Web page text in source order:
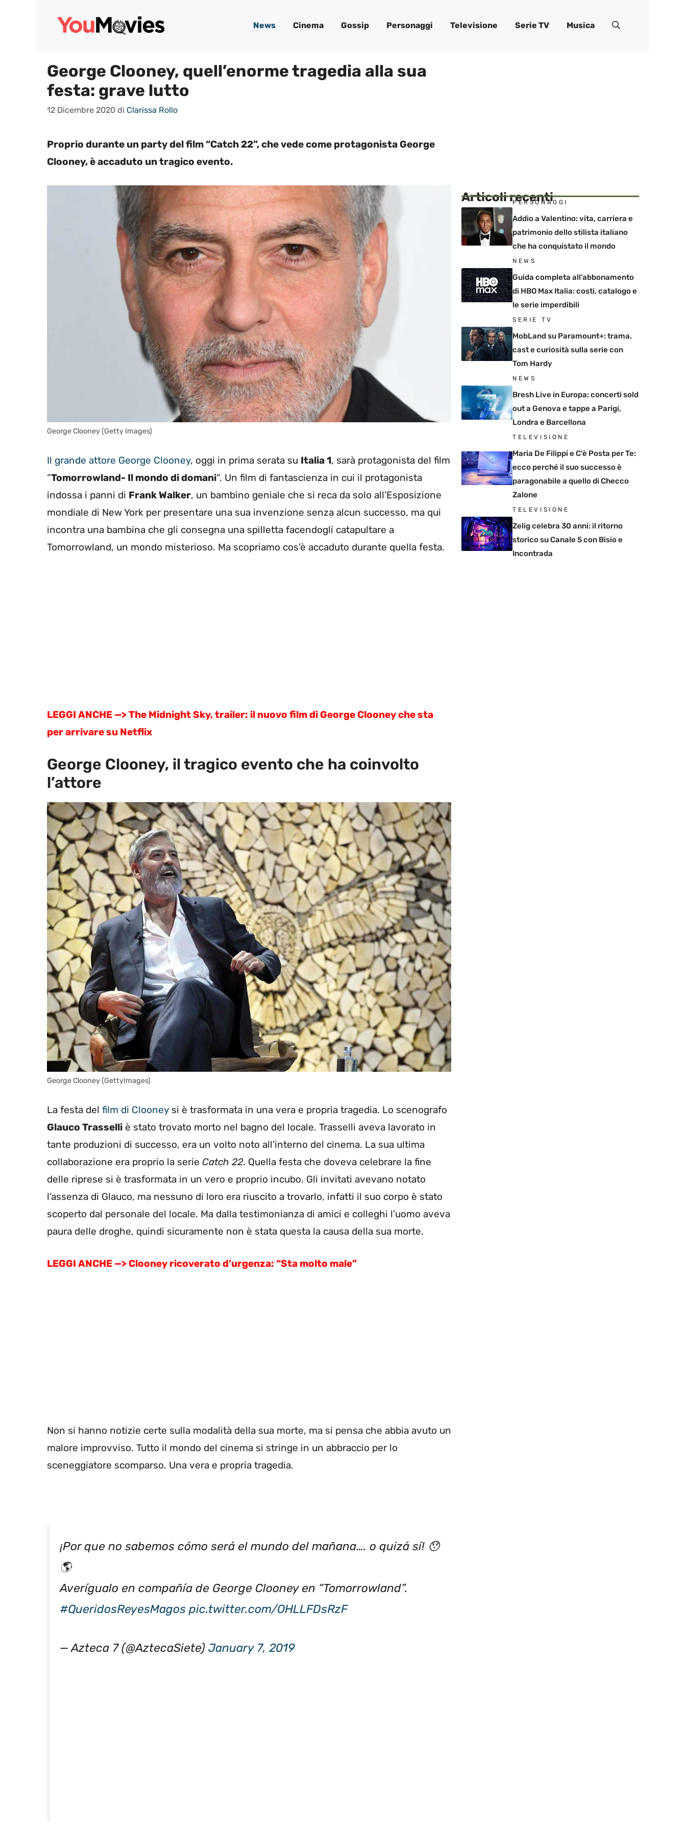
News Cinema Gossip Personaggi Televisione Serie TV Musica
George Clooney, quell’enorme tragedia alla sua
festa: grave lutto
12 Dicembre 2020 di Clarissa Rollo
Proprio durante un party del film “Catch 22”, che vede come protagonista George
Clooney, è accaduto un tragico evento.
George Clooney (Getty Images)
Il grande attore George Clooney, oggi in prima serata su Italia 1, sarà protagonista del film
“Tomorrowland- Il mondo di domani“. Un film di fantascienza in cui il protagonista
indossa i panni di Frank Walker, un bambino geniale che si reca da solo all’Esposizione
mondiale di New York per presentare una sua invenzione senza alcun successo, ma qui
incontra una bambina che gli consegna una spilletta facendogli catapultare a
Tomorrowland, un mondo misterioso. Ma scopriamo cos’è accaduto durante quella festa.
LEGGI ANCHE —> The Midnight Sky, trailer: il nuovo film di George Clooney che sta
per arrivare su Netflix
George Clooney, il tragico evento che ha coinvolto
l’attore
George Clooney (GettyImages)
La festa del film di Clooney si è trasformata in una vera e propria tragedia. Lo scenografo
Glauco Trasselli è stato trovato morto nel bagno del locale. Trasselli aveva lavorato in
tante produzioni di successo, era un volto noto all’interno del cinema. La sua ultima
collaborazione era proprio la serie Catch 22. Quella festa che doveva celebrare la fine
delle riprese si è trasformata in un vero e proprio incubo. Gli invitati avevano notato
l’assenza di Glauco, ma nessuno di loro era riuscito a trovarlo, infatti il suo corpo è stato
scoperto dal personale del locale. Ma dalla testimonianza di amici e colleghi l’uomo aveva
paura delle droghe, quindi sicuramente non è stata questa la causa della sua morte.
LEGGI ANCHE —> Clooney ricoverato d’urgenza: “Sta molto male”
Non si hanno notizie certe sulla modalità della sua morte, ma si pensa che abbia avuto un
malore improvviso. Tutto il mondo del cinema si stringe in un abbraccio per lo
sceneggiatore scomparso. Una vera e propria tragedia.
¡Por que no sabemos cómo será el mundo del mañana…. o quizá sí! 😯
🌎
Averígualo en compañía de George Clooney en “Tomorrowland”.
#QueridosReyesMagos pic.twitter.com/OHLLFDsRzF
— Azteca 7 (@AztecaSiete) January 7, 2019
Articoli recenti
PERSONAGGI
Addio a Valentino: vita, carriera e
patrimonio dello stilista italiano
che ha conquistato il mondo
NEWS
Guida completa all’abbonamento
di HBO Max Italia: costi, catalogo e
le serie imperdibili
SERIE TV
MobLand su Paramount+: trama,
cast e curiosità sulla serie con
Tom Hardy
NEWS
Bresh Live in Europa: concerti sold
out a Genova e tappe a Parigi,
Londra e Barcellona
TELEVISIONE
Maria De Filippi e C’è Posta per Te:
ecco perché il suo successo è
paragonabile a quello di Checco
Zalone
TELEVISIONE
Zelig celebra 30 anni: il ritorno
storico su Canale 5 con Bisio e
Incontrada